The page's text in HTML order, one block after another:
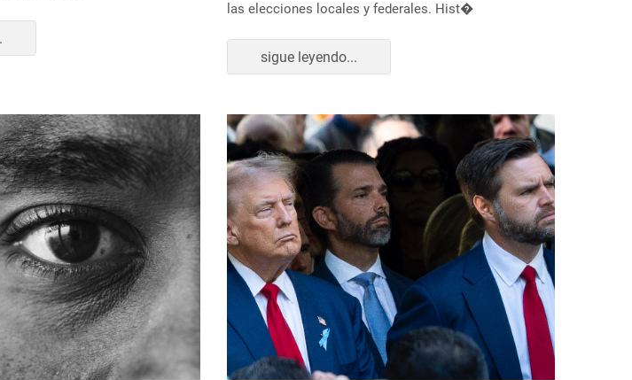
las elecciones locales y federales. Hist�
sigue leyendo...